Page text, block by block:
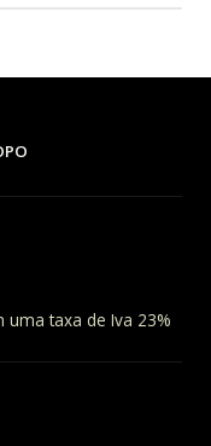
taxa de Iva 23%